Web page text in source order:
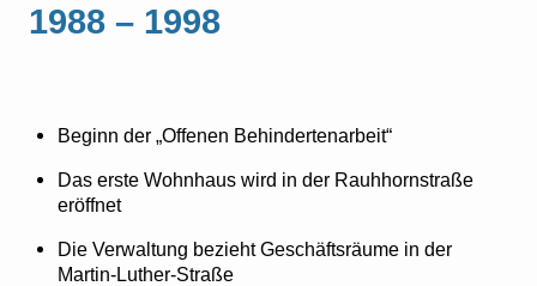
1988 – 1998
Beginn der „Offenen Behindertenarbeit“
Das erste Wohnhaus wird in der Rauhhornstraße
eröffnet
Die Verwaltung bezieht Geschäftsräume in der
Martin-Luther-Straße